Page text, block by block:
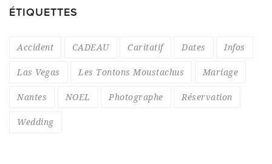
ÉTIQUETTES
Accident CADEAU Caritatif Dates Infos
Las Vegas Les Tontons Moustachus Mariage
Nantes NOEL Photographe Réservation
Wedding